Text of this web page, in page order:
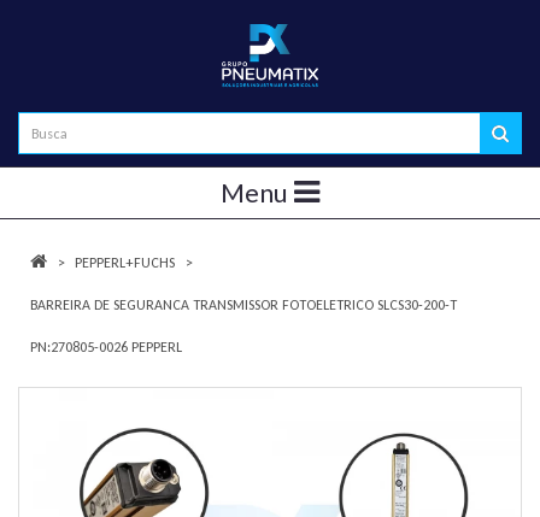
Menu
PEPPERL+FUCHS
BARREIRA DE SEGURANCA TRANSMISSOR FOTOELETRICO SLCS30-200-T
PN:270805-0026 PEPPERL